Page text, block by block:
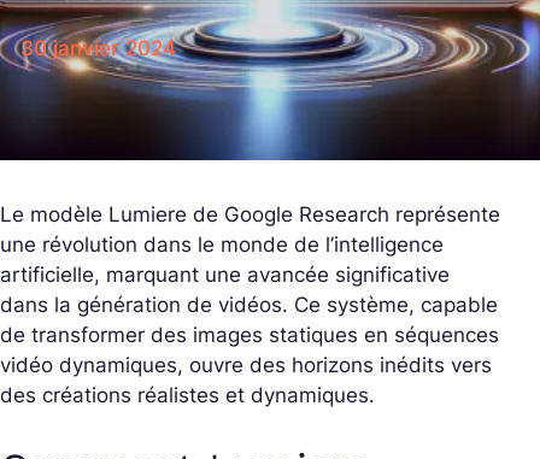
30 janvier 2024
Le modèle Lumiere de Google Research représente
une révolution dans le monde de l’intelligence
artificielle, marquant une avancée significative
dans la génération de vidéos. Ce système, capable
de transformer des images statiques en séquences
vidéo dynamiques, ouvre des horizons inédits vers
des créations réalistes et dynamiques.